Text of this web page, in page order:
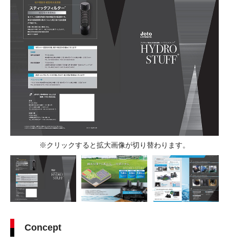
※クリックすると拡大画像が切り替わります。
Concept